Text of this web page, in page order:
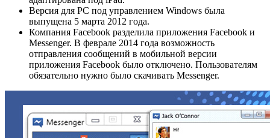
Версия для PC под управлением Windows была
выпущена 5 марта 2012 года.
Компания Facebook разделила приложения Facebook и
Messenger. В феврале 2014 года возможность
отправления сообщений в мобильной версии
приложения Facebook было отключено. Пользователям
обязательно нужно было скачивать Messenger.